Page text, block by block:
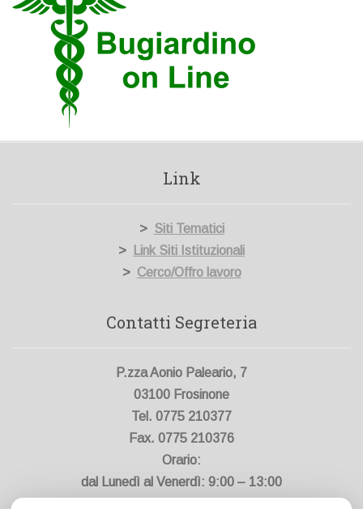
Link
> Siti Tematici
>
Link Siti Istituzionali
> Cerco/Offro lavoro
Contatti Segreteria
P.zza Aonio Paleario, 7
03100 Frosinone
Tel. 0775 210377
Fax. 0775 210376
Orario:
dal Lunedì al Venerdì: 9:00 – 13:00